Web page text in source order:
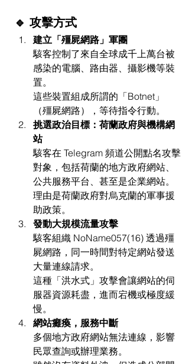
🔹 攻擊方式
建立「殭屍網路」軍團
駭客控制了來自全球成千上萬台被
感染的電腦、路由器、攝影機等裝
置。
這些裝置組成所謂的「Botnet」
（殭屍網路），等待指令行動。
挑選政治目標：荷蘭政府與機構網
站
駭客在 Telegram 頻道公開點名攻擊
對象，包括荷蘭的地方政府網站、
公共服務平台、甚至是企業網站。
理由是荷蘭政府對烏克蘭的軍事援
助政策。
發動大規模流量攻擊
駭客組織 NoName057(16) 透過殭
屍網路，同一時間對特定網站發送
大量連線請求。
這種「洪水式」攻擊會讓網站的伺
服器資源耗盡，進而宕機或極度緩
慢。
網站癱瘓，服務中斷
多個地方政府網站無法連線，影響
民眾查詢或辦理業務。